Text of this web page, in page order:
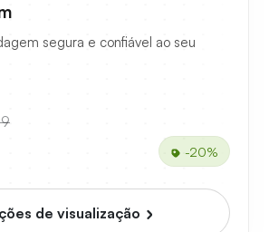
segura e confiável ao seu
-20%
de visualização